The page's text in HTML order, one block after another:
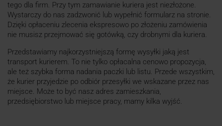
tego dla firm. Przy tym zamawianie kuriera jest niezłożone.
Wystarczy do nas zadzwonić lub wypełnić formularz na stronie.
Dzięki opłaceniu zlecenia ekspresowo po złożeniu zamówienia
nie musisz przejmować się gotówką, czy drobnymi dla kuriera.
Przedstawiamy najkorzystniejszą formę wysyłki jaką jest
transport kurierem. To nie tylko opłacalna cenowo propozycja,
ale też szybka forma nadania paczki lub listu. Przede wszystkim,
że kurier przyjedzie po odbiór przesyłki we wskazane przez nas
miejsce. Może to być nasz adres zamieszkania,
przedsiębiorstwo lub miejsce pracy, mamy kilka wyjść.